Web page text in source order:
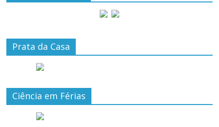
Prata da Casa
Ciência em Férias